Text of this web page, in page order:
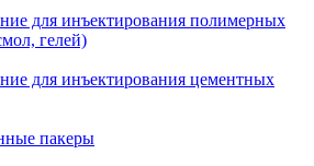
для инъектирования полимерных
гелей)
для инъектирования цементных
пакеры